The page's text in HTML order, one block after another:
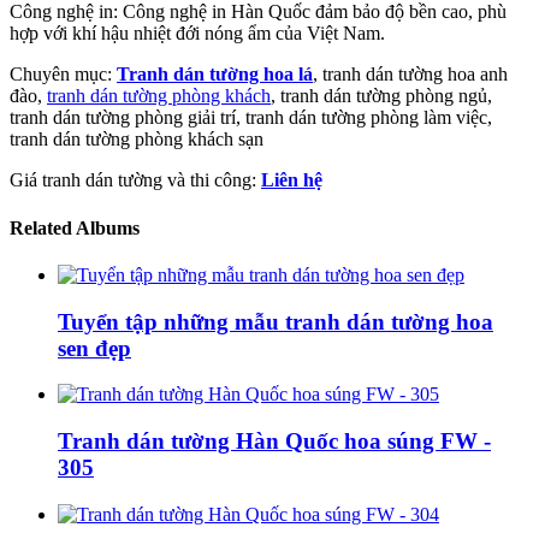
Công nghệ in: Công nghệ in Hàn Quốc đảm bảo độ bền cao, phù
hợp với khí hậu nhiệt đới nóng ẩm của Việt Nam.
Chuyên mục: Tranh dán tường hoa lá, tranh dán tường hoa anh
đào, tranh dán tường phòng khách, tranh dán tường phòng ngủ,
tranh dán tường phòng giải trí, tranh dán tường phòng làm việc,
tranh dán tường phòng khách sạn
Giá tranh dán tường và thi công: Liên hệ
Related Albums
Tuyển tập những mẫu tranh dán tường hoa
sen đẹp
Tranh dán tường Hàn Quốc hoa súng FW -
305